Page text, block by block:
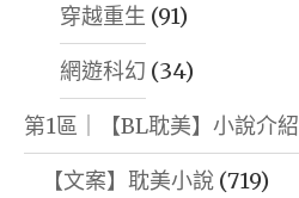
穿越重生 (91)
網遊科幻 (34)
第1區｜【BL耽美】小說介紹
【文案】耽美小說 (719)